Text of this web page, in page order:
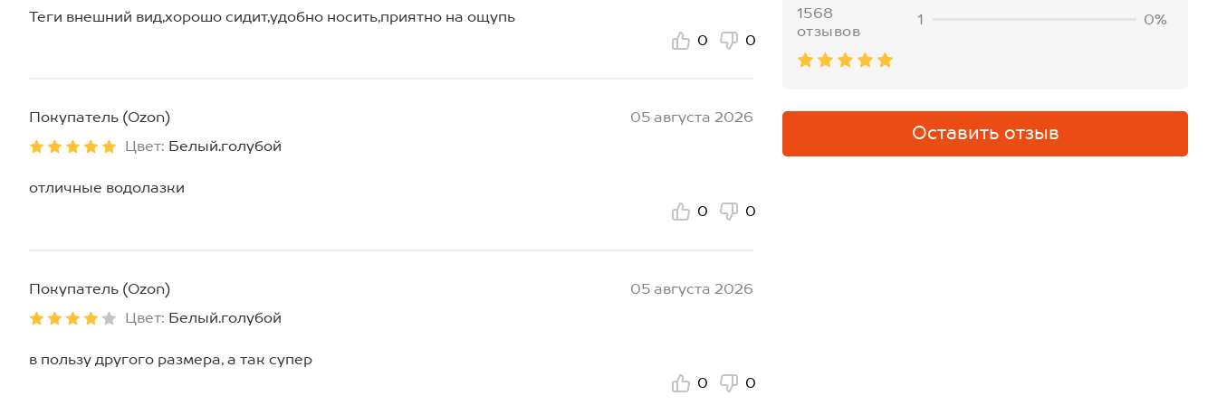
1568
отзывов
1
0%
Оставить отзыв
Теги внешний вид,хорошо сидит,удобно носить,приятно на ощупь
0
0
Покупатель (Ozon)
05 августа 2026
Цвет: Белый.голубой
отличные водолазки
0
0
Покупатель (Ozon)
05 августа 2026
Цвет: Белый.голубой
в пользу другого размера, а так супер
0
0